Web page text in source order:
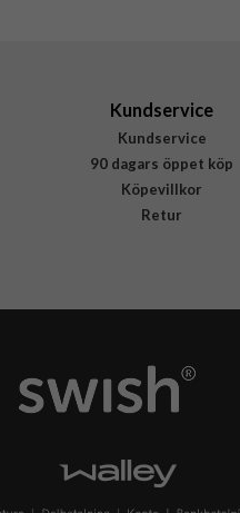
Kundservice
Kundservice
90 dagars öppet köp
Köpevillkor
Retur